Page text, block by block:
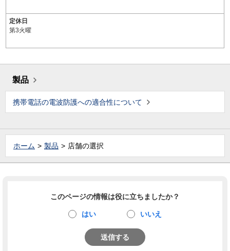
定休日
第3火曜
製品
携帯電話の電波防護への適合性について
ホーム 製品 店舗の選択
このページの情報は役に立ちましたか？
はい いいえ
送信する